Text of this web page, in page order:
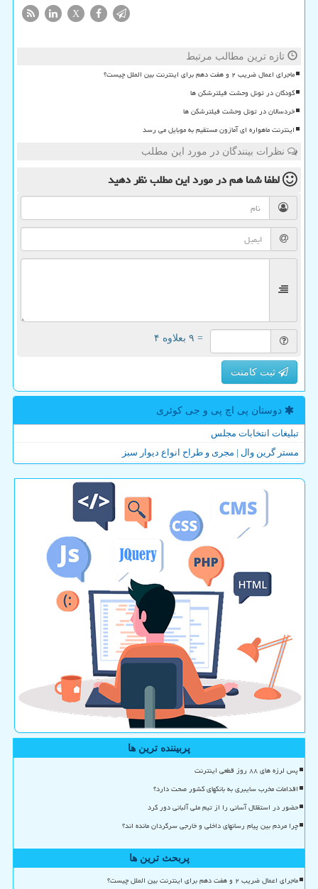
X
تازه ترین مطالب مرتبط
ماجرای اعمال ضریب ۲ و هفت دهم برای اینترنت بین الملل چیست؟
کودکان در تونل وحشت فیلترشکن ها
خردسالان در تونل وحشت فیلترشکن ها
اینترنت ماهواره ای آمازون مستقیم به موبایل می رسد
نظرات بینندگان در مورد این مطلب
لطفا شما همدر مورد این مطلبنظر دهید
= ۹ بعلاوه ۴
ثبت کامنت
دوستان پی اچ پی و جی كوئری
تبلیغات انتخابات مجلس
مستر گرین وال | مجری و طراح انواع دیوار سبز
پربیننده ترین ها
پس لرزه های ۸۸ روز قطعی اینترنت
اقدامات مخرب سایبری به بانکهای کشور صحت دارد؟
حضور در استقلال آسانی را از تیم ملی آلبانی دور کرد
چرا مردم بین پیام رسانهای داخلی و خارجی سرگردان مانده اند؟
پربحث ترین ها
ماجرای اعمال ضریب ۲ و هفت دهم برای اینترنت بین الملل چیست؟